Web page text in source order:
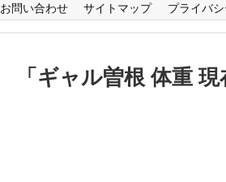
お問い合わせ サイトマップ プライバ
「 ギャル曽根 体重 現